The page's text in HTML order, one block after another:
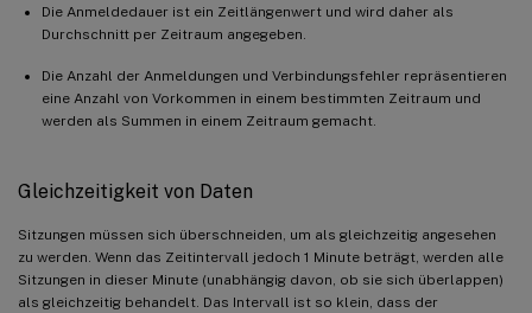
Die Anmeldedauer ist ein Zeitlängenwert und wird daher als
Durchschnitt per Zeitraum angegeben.
Die Anzahl der Anmeldungen und Verbindungsfehler repräsentieren
eine Anzahl von Vorkommen in einem bestimmten Zeitraum und
werden als Summen in einem Zeitraum gemacht.
Gleichzeitigkeit von Daten
Sitzungen müssen sich überschneiden, um als gleichzeitig angesehen
zu werden. Wenn das Zeitintervall jedoch 1 Minute beträgt, werden alle
Sitzungen in dieser Minute (unabhängig davon, ob sie sich überlappen)
als gleichzeitig behandelt. Das Intervall ist so klein, dass der